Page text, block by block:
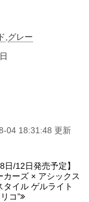
グレー
04 18:31:48 更新
日/12日発売予定】
カーズ × アシックス
タイル ゲルライト
コ”